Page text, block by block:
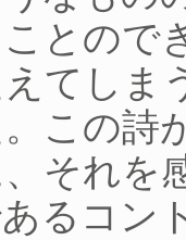
とので
てしま
この詩
それを
るコン